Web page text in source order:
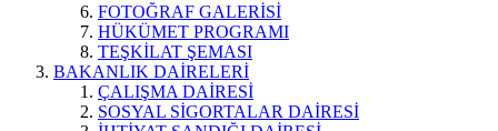
FOTOĞRAF GALERİSİ
HÜKÜMET PROGRAMI
TEŞKİLAT ŞEMASI
BAKANLIK DAİRELERİ
ÇALIŞMA DAİRESİ
SOSYAL SİGORTALAR DAİRESİ